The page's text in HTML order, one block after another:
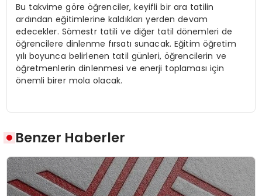
Bu takvime göre öğrenciler, keyifli bir ara tatilin
ardından eğitimlerine kaldıkları yerden devam
edecekler. Sömestr tatili ve diğer tatil dönemleri de
öğrencilere dinlenme fırsatı sunacak. Eğitim öğretim
yılı boyunca belirlenen tatil günleri, öğrencilerin ve
öğretmenlerin dinlenmesi ve enerji toplaması için
önemli birer mola olacak.
Benzer Haberler